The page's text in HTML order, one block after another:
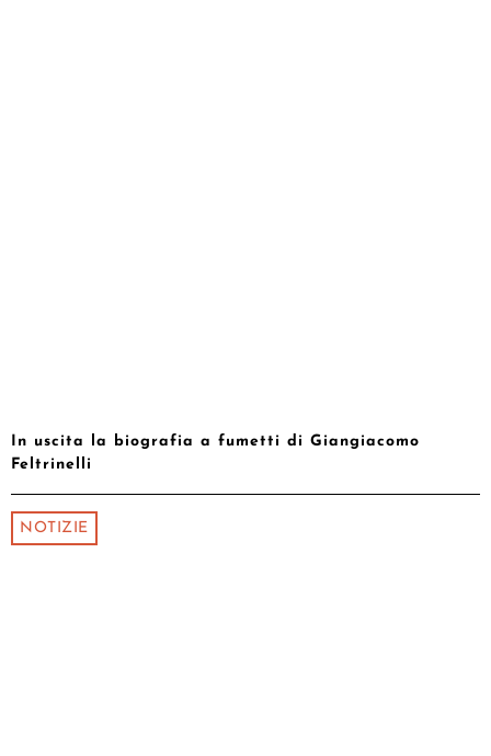
In uscita la biografia a fumetti di Giangiacomo
Feltrinelli
NOTIZIE